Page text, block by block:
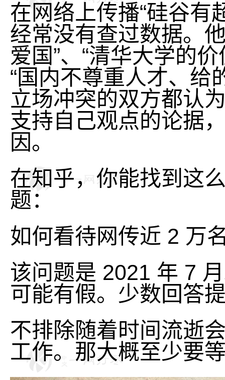
在网络上传播“硅谷有
经常没有查过数据。
爱国”、“清华大学的
“国内不尊重人才、
立场冲突的双方都认
支持自己观点的论据
因。
在知乎，你能找到这
题：
如何看待网传近 2 万
该问题是 2021 年 7
可能有假。少数回答
不排除随着时间流逝
工作。那大概至少要